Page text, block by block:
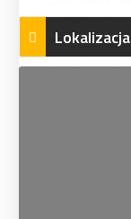
Lokalizacja